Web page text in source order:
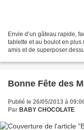
Envie d’un gâteau rapide,
tablette et au boulot en
amis et de superposer
Bonne Fête des
Publié le 26/05/2013 à
Par BABY CHOCOLATE